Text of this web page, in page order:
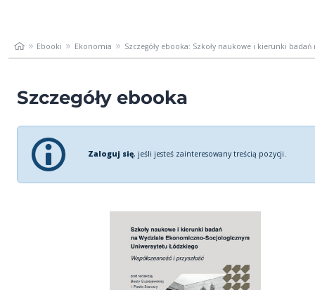
Ebooki Ekonomia Szczegóły ebooka: Szkoły naukowe i kierunki badań
Szczegóły ebooka
Zaloguj się, jeśli jesteś zainteresowany treścią pozycji.